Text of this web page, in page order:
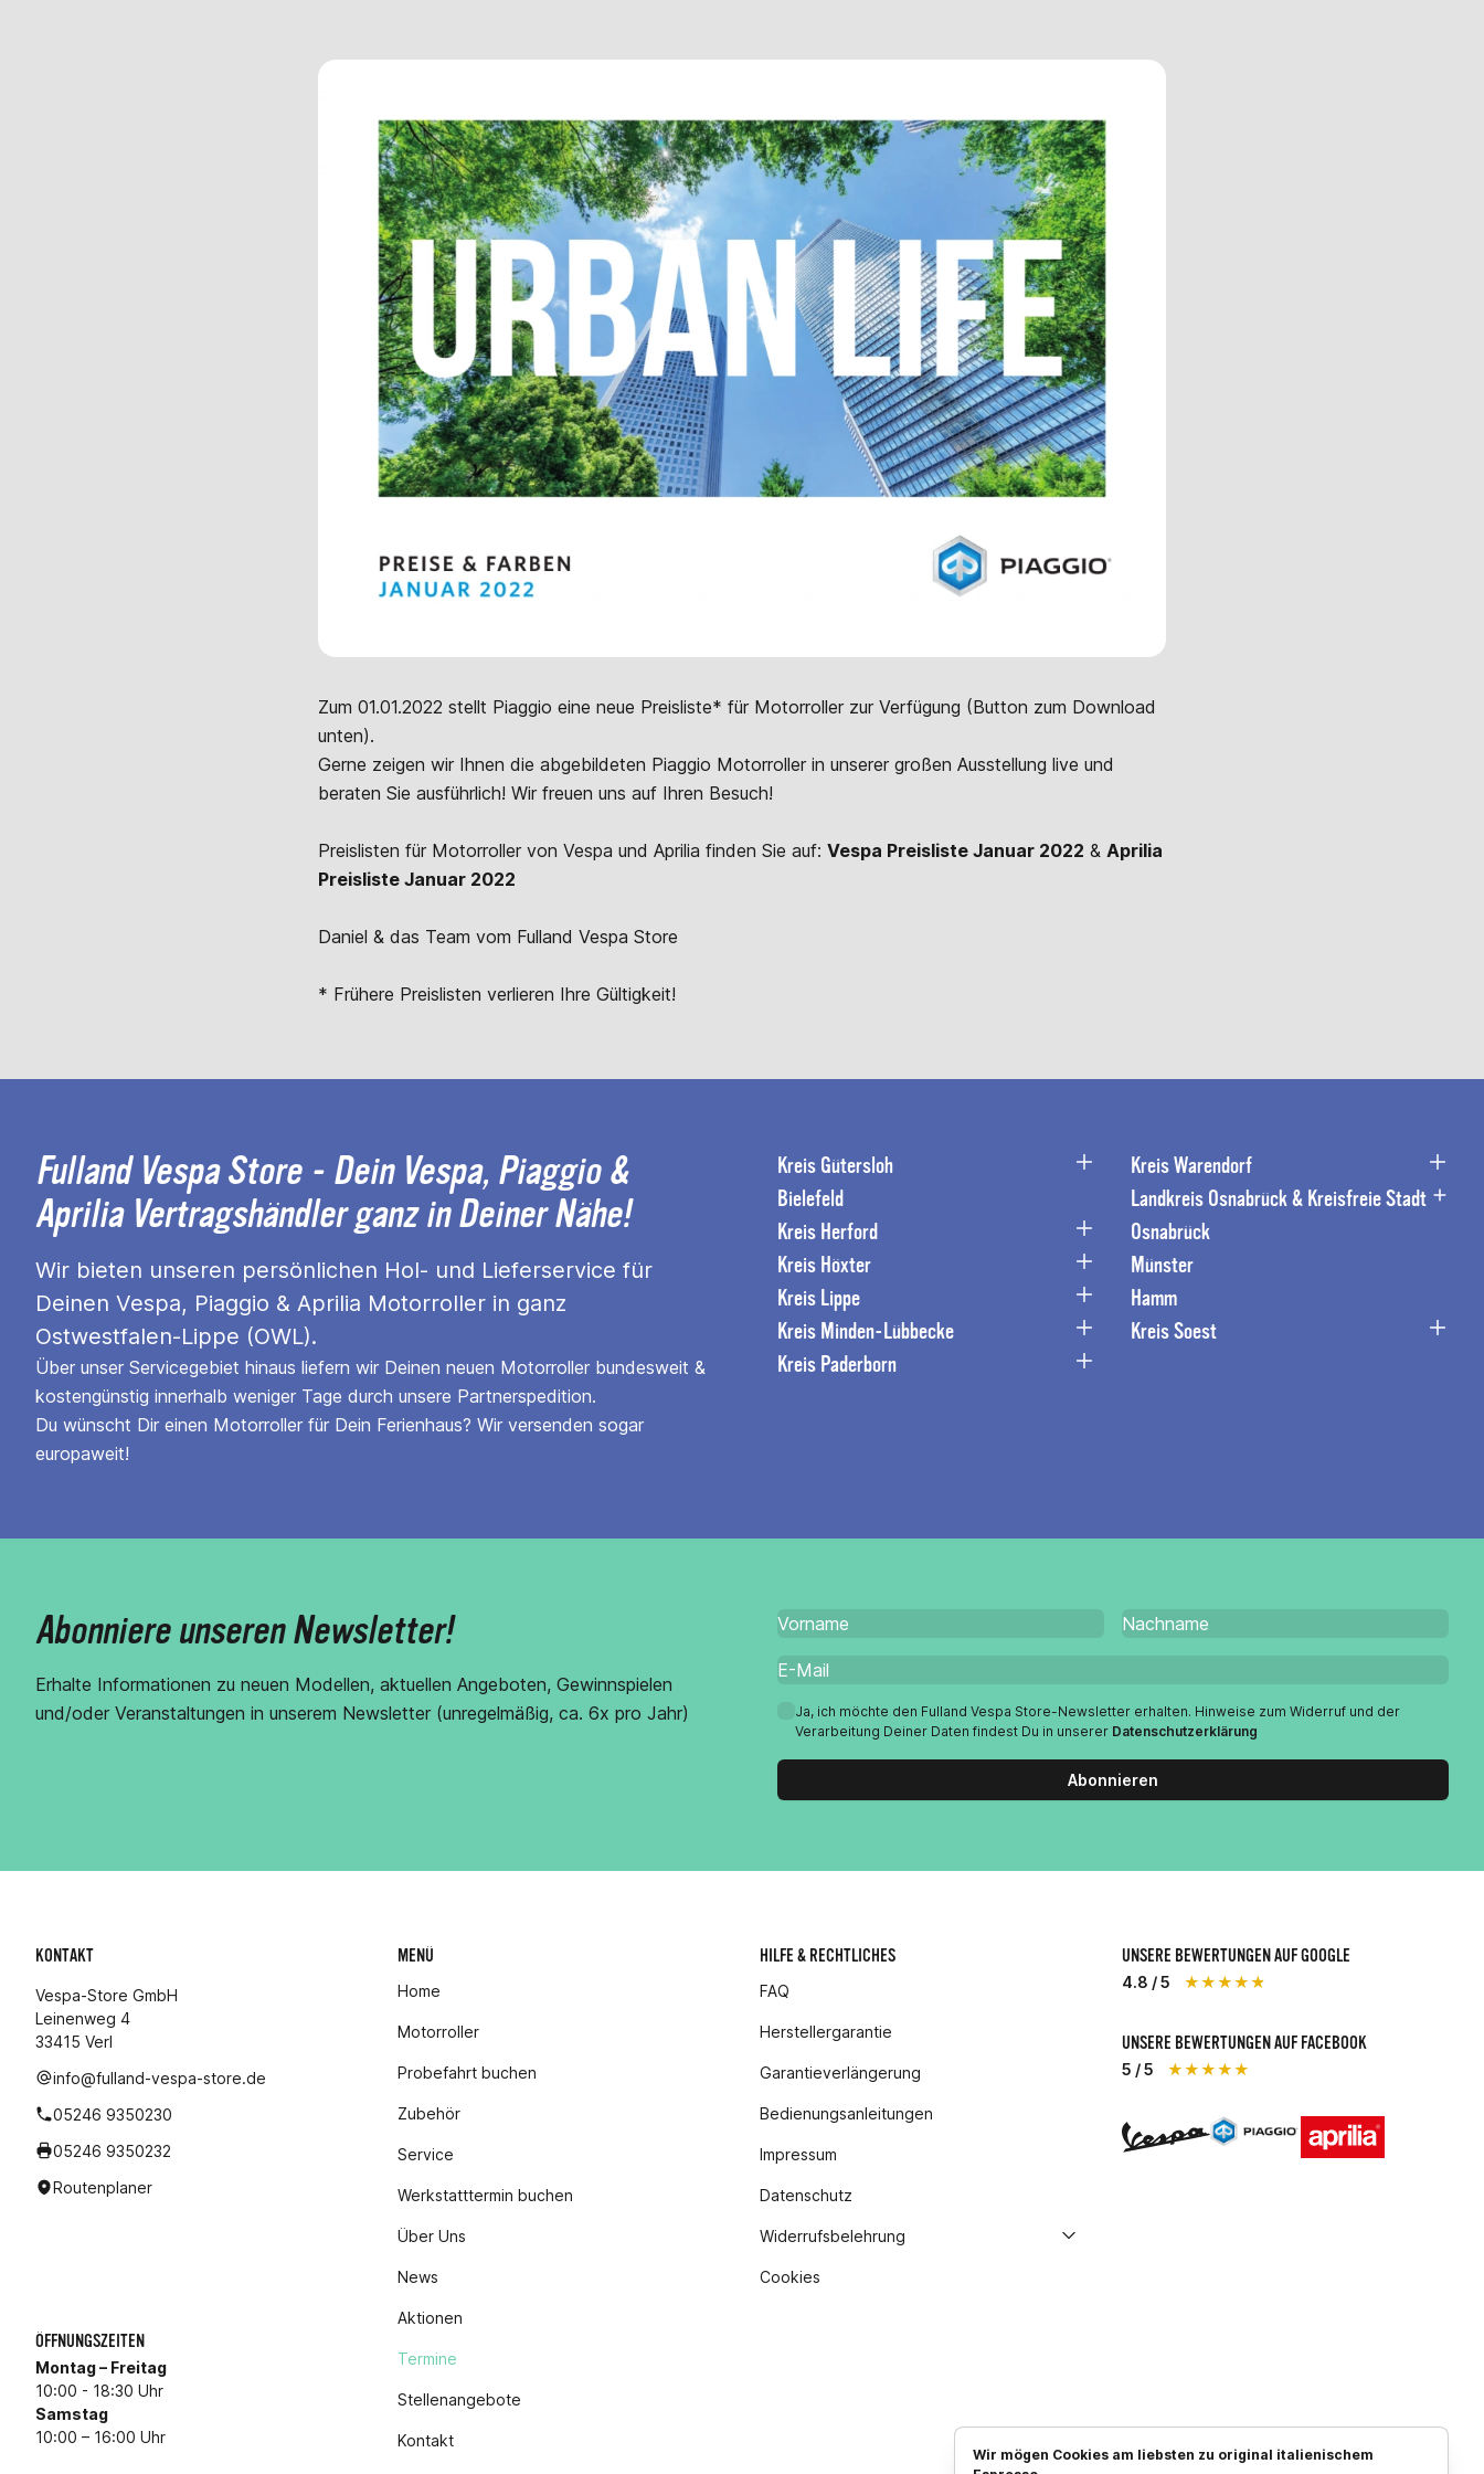
Zum 01.01.2022 stellt Piaggio eine neue Preisliste* für Motorroller zur Verfügung (Button zum Download
unten).
Gerne zeigen wir Ihnen die abgebildeten Piaggio Motorroller in unserer großen Ausstellung live und
beraten Sie ausführlich! Wir freuen uns auf Ihren Besuch!
Preislisten für Motorroller von Vespa und Aprilia finden Sie auf: Vespa Preisliste Januar 2022 & Aprilia
Preisliste Januar 2022
Daniel & das Team vom Fulland Vespa Store
* Frühere Preislisten verlieren Ihre Gültigkeit!
Fulland Vespa Store - Dein Vespa, Piaggio &
Aprilia Vertragshändler ganz in Deiner Nähe!
Wir bieten unseren persönlichen Hol- und Lieferservice für
Deinen Vespa, Piaggio & Aprilia Motorroller in ganz
Ostwestfalen-Lippe (OWL).
Über unser Servicegebiet hinaus liefern wir Deinen neuen Motorroller bundesweit &
kostengünstig innerhalb weniger Tage durch unsere Partnerspedition.
Du wünscht Dir einen Motorroller für Dein Ferienhaus? Wir versenden sogar
europaweit!
Kreis Gütersloh
Bielefeld
Kreis Herford
Kreis Höxter
Kreis Lippe
Kreis Minden-Lübbecke
Kreis Paderborn
Kreis Warendorf
Landkreis Osnabrück & Kreisfreie Stadt
Osnabrück
Münster
Hamm
Kreis Soest
Abonniere unseren Newsletter!
Erhalte Informationen zu neuen Modellen, aktuellen Angeboten, Gewinnspielen
und/oder Veranstaltungen in unserem Newsletter (unregelmäßig, ca. 6x pro Jahr)
Ja, ich möchte den Fulland Vespa Store-Newsletter erhalten. Hinweise zum Widerruf und der
Verarbeitung Deiner Daten findest Du in unserer Datenschutzerklärung
Abonnieren
KONTAKT
Vespa-Store GmbH
Leinenweg 4
33415 Verl
info@fulland-vespa-store.de
05246 9350230
05246 9350232
Routenplaner
ÖFFNUNGSZEITEN
Montag – Freitag
10:00 - 18:30 Uhr
Samstag
10:00 – 16:00 Uhr
MENÜ
Home
Motorroller
Probefahrt buchen
Zubehör
Service
Werkstatttermin buchen
Über Uns
News
Aktionen
Termine
Stellenangebote
Kontakt
HILFE & RECHTLICHES
FAQ
Herstellergarantie
Garantieverlängerung
Bedienungsanleitungen
Impressum
Datenschutz
Widerrufsbelehrung
Cookies
UNSERE BEWERTUNGEN AUF GOOGLE
4.8 / 5 ★★★★★
UNSERE BEWERTUNGEN AUF FACEBOOK
5 / 5 ★★★★★
Wir mögen Cookies am liebsten zu original italienischem